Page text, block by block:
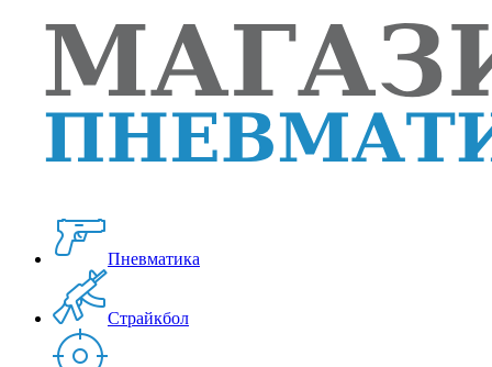
Пневматика
Страйкбол